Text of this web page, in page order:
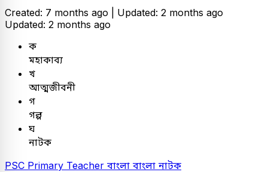
Created: 7 months ago | Updated: 2 months ago
Updated: 2 months ago
ক
মহাকাব্য
খ
আত্মজীবনী
গ
গল্প
ঘ
নাটক
PSC Primary Teacher বাংলা বাংলা নাটক